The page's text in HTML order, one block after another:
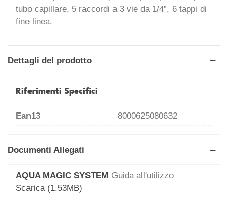
tubo capillare, 5 raccordi a 3 vie da 1/4”, 6 tappi di
fine linea.
Dettagli del prodotto
Riferimenti Specifici
Ean13 8000625080632
Documenti Allegati
AQUA MAGIC SYSTEM Guida all'utilizzo
Scarica (1.53MB)